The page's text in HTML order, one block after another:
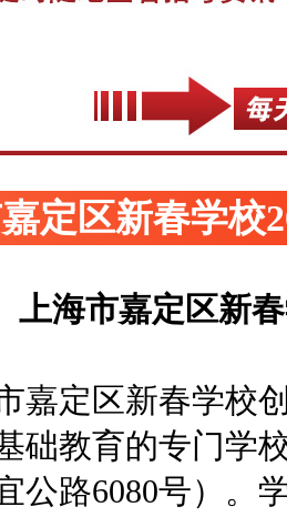
定区新春学校
上海市嘉定区新
定区新春学校创
础教育的专门学
公路6080号）。